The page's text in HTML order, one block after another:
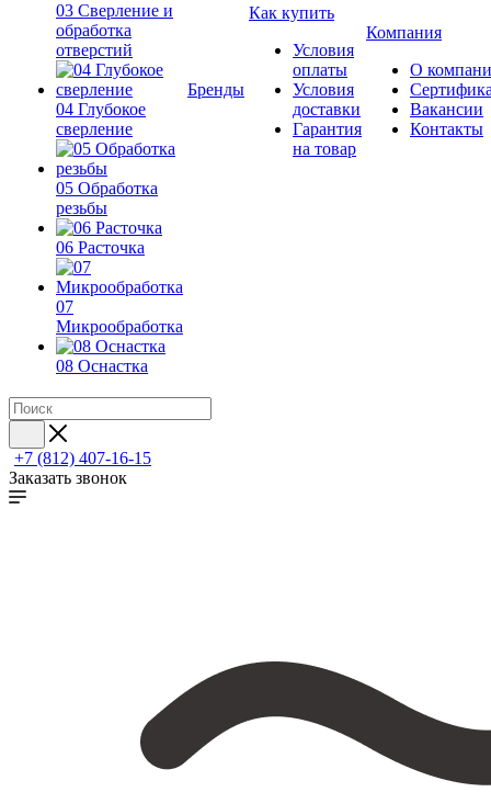
03 Сверление и
обработка
отверстий
04 Глубокое
сверление
05 Обработка
резьбы
06 Расточка
07
Микрообработка
08 Оснастка
Бренды
Как купить
Условия
оплаты
Условия
доставки
Гарантия
на товар
Компания
О
Вакансии
Контакты
+7 (812) 407-16-15
Заказать звонок